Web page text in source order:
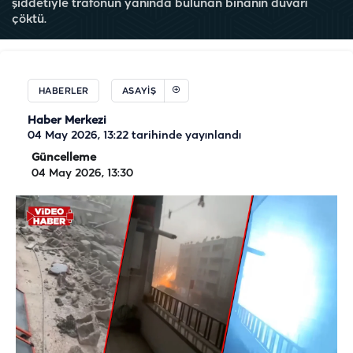
şiddetiyle trafonun yanında bulunan binanın duvarı
çöktü.
HABERLER ASAYIŞ
Haber Merkezi
04 May 2026, 13:22 tarihinde yayınlandı
Güncelleme
04 May 2026, 13:30